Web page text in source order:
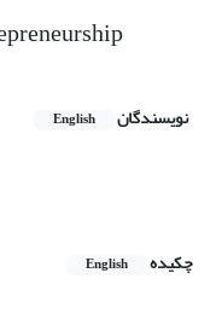
نویسندگان English
چکیده
English